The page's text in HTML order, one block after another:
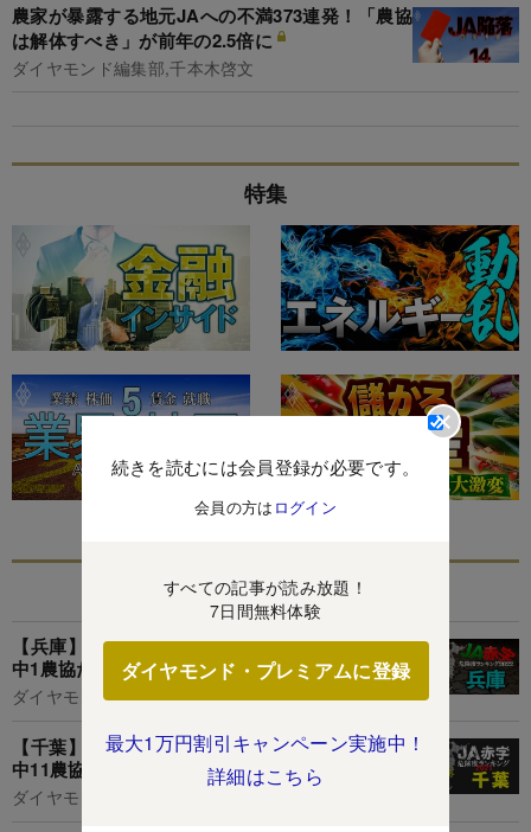
続きを読むには会員登録が必要です。
会員の方は ログイン
すべての記事が読み放題！
7日間無料体験
ダイヤモンド・プレミアムに登録
最大1万円割引キャンペーン実施中！
詳細はこちら
農家が暴露する地元JAへの不満373連発！「農協
は解体すべき」が前年の2.5倍に
ダイヤモンド編集部,千本木啓文
特集
あなたにおすすめ
【兵庫】JA赤字危険度ランキング2022、13農協
中1農協だけ赤字転落
ダイヤモンド編集部
【千葉】JA赤字危険度ランキング2021、17農協
中11農協が1億円以上の減益
ダイヤモンド編集部